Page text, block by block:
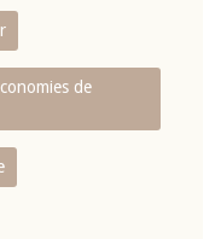
de